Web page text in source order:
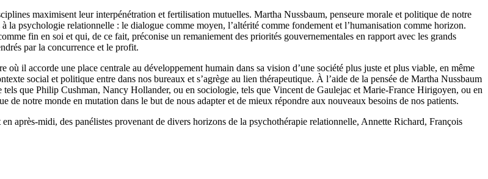
maximisent leur interpénétration et fertilisation mutuelles. Martha Nussbaum, penseure morale et politique de notre
la psychologie relationnelle : le dialogue comme moyen, l’altérité comme fondement et l’humanisation comme horizon.
fin en soi et qui, de ce fait, préconise un remaniement des priorités gouvernementales en rapport avec les grands
par la concurrence et le profit.
il accorde une place centrale au développement humain dans sa vision d’une société plus juste et plus viable, en même
social et politique entre dans nos bureaux et s’agrège au lien thérapeutique. À l’aide de la pensée de Martha Nussbaum
tels que Philip Cushman, Nancy Hollander, ou en sociologie, tels que Vincent de Gaulejac et Marie-France Hirigoyen, ou en
notre monde en mutation dans le but de nous adapter et de mieux répondre aux nouveaux besoins de nos patients.
après-midi, des panélistes provenant de divers horizons de la psychothérapie relationnelle, Annette Richard, François